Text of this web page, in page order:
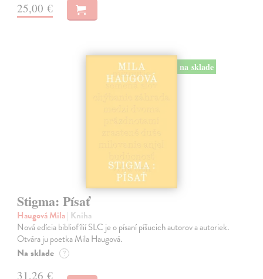
25,00 €
na sklade
Stigma: Písať
Haugová Mila| Kniha
Nová edícia bibliofílií SLC je o písaní píšucich autorov a autoriek.
Otvára ju poetka Mila Haugová.
Na sklade ?
31,26 €